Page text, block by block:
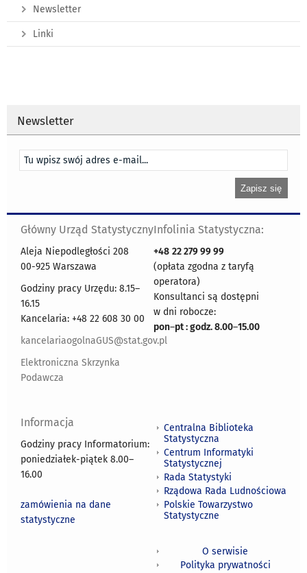
Newsletter
Linki
Newsletter
Główny Urząd Statystyczny
Aleja Niepodległości 208
00-925 Warszawa
Godziny pracy Urzędu: 8.15–
16.15
Kancelaria: +48 22 608 30 00
kancelariaogolnaGUS@stat.gov.pl
Elektroniczna Skrzynka
Podawcza
Infolinia Statystyczna:
+48 22 279 99 99
(opłata zgodna z taryfą
operatora)
Konsultanci są dostępni
w dni robocze:
pon–pt : godz. 8.00–15.00
Informacja
Godziny pracy Informatorium:
poniedziałek-piątek 8.00–
16.00
zamówienia na dane
statystyczne
Centralna Biblioteka
Statystyczna
Centrum Informatyki
Statystycznej
Rada Statystyki
Rządowa Rada Ludnościowa
Polskie Towarzystwo
Statystyczne
O serwisie
Polityka prywatności